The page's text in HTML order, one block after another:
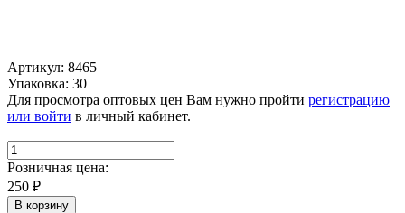
Артикул: 8465
Упаковка: 30
Для просмотра оптовых цен Вам нужно пройти регистрацию
или войти в личный кабинет.
Розничная цена:
250 ₽
В корзину